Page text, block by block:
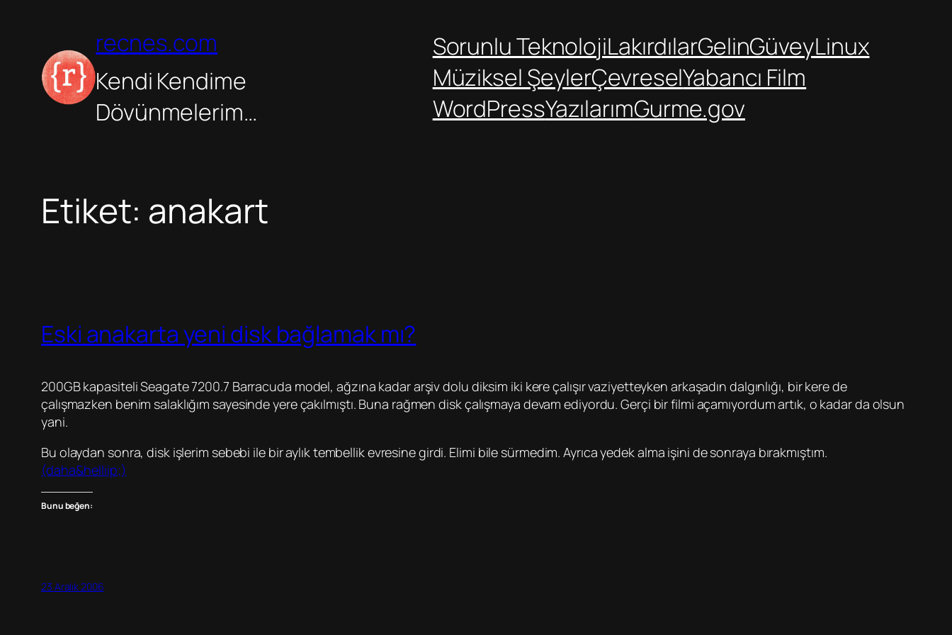
recnes.com
Kendi Kendime
Dövünmelerim…
Sorunlu TeknolojiLakırdılarGelinGüveyLinux
Müziksel ŞeylerÇevreselYabancı Film
WordPressYazılarımGurme.gov
Etiket: anakart
Eski anakarta yeni disk bağlamak mı?
200GB kapasiteli Seagate 7200.7 Barracuda model, ağzına kadar arşiv dolu diksim iki kere çalışır vaziyetteyken arkaşadın dalgınlığı, bir kere de
çalışmazken benim salaklığım sayesinde yere çakılmıştı. Buna rağmen disk çalışmaya devam ediyordu. Gerçi bir filmi açamıyordum artık, o kadar da olsun
yani.
Bu olaydan sonra, disk işlerim sebebi ile bir aylık tembellik evresine girdi. Elimi bile sürmedim. Ayrıca yedek alma işini de sonraya bırakmıştım.
(daha&helliip;)
Bunu beğen:
23 Aralık 2006